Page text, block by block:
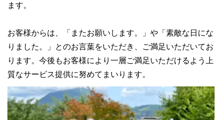
ます。
お客様からは、「またお願いします。」や「素敵な日にな
りました。」とのお言葉をいただき、ご満足いただいてお
ります。今後もお客様により一層ご満足いただけるよう上
質なサービス提供に努めてまいります。